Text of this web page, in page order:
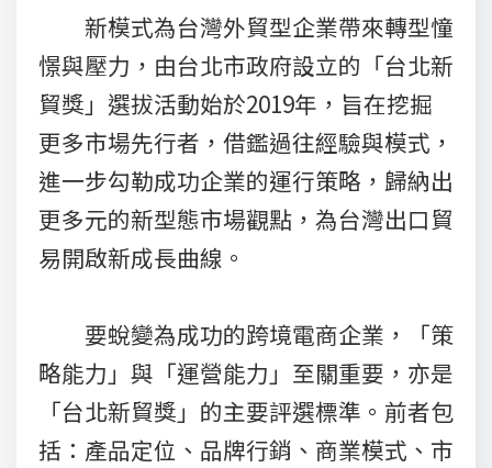
新模式為台灣外貿型企業帶來轉型憧
憬與壓力，由台北市政府設立的「台北新
貿獎」選拔活動始於2019年，旨在挖掘
更多市場先行者，借鑑過往經驗與模式，
進一步勾勒成功企業的運行策略，歸納出
更多元的新型態市場觀點，為台灣出口貿
易開啟新成長曲線。
要蛻變為成功的跨境電商企業，「策
略能力」與「運營能力」至關重要，亦是
「台北新貿獎」的主要評選標準。前者包
括：產品定位、品牌行銷、商業模式、市